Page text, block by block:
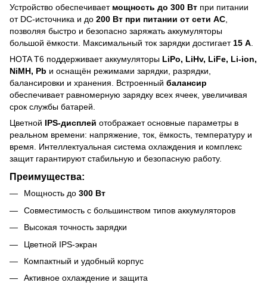
Устройство обеспечивает мощность до 300 Вт при питании
от DC-источника и до 200 Вт при питании от сети AC
позволяя быстро и безопасно заряжать аккумуляторы
большой ёмкости. Максимальный ток зарядки достигает 15 А
HOTA T6 поддерживает аккумуляторы LiPo, LiHv, LiFe, Li-ion,
NiMH, Pb и оснащён режимами зарядки, разрядки,
балансировки и хранения. Встроенный балансир
обеспечивает равномерную зарядку всех ячеек, увеличивая
срок службы батарей.
Цветной IPS-дисплей отображает основные параметры в
реальном времени: напряжение, ток, ёмкость, температуру и
время. Интеллектуальная система охлаждения и комплекс
защит гарантируют стабильную и безопасную работу.
Преимущества:
Мощность до 300 Вт
Совместимость с большинством типов аккумуляторов
Высокая точность зарядки
Цветной IPS-экран
Компактный и удобный корпус
Активное охлаждение и защита